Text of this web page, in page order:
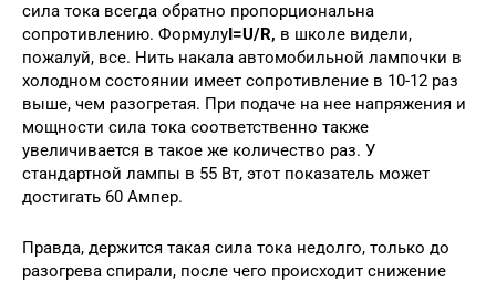
сила тока всегда обратно пропорциональна
сопротивлению. ФормулуI=U/R, в школе видели,
пожалуй, все. Нить накала автомобильной лампочки в
холодном состоянии имеет сопротивление в 10-12 раз
выше, чем разогретая. При подаче на нее напряжения и
мощности сила тока соответственно также
увеличивается в такое же количество раз. У
стандартной лампы в 55 Вт, этот показатель может
достигать 60 Ампер.
Правда, держится такая сила тока недолго, только до
разогрева спирали, после чего происходит снижение